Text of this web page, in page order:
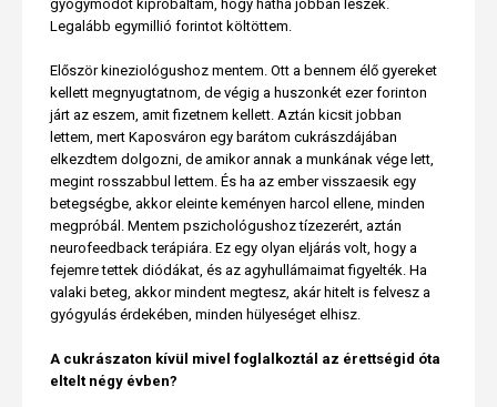
gyógymódot kipróbáltam, hogy hátha jobban leszek.
Legalább egymillió forintot költöttem.
Először kineziológushoz mentem. Ott a bennem élő gyereket
kellett megnyugtatnom, de végig a huszonkét ezer forinton
járt az eszem, amit fizetnem kellett. Aztán kicsit jobban
lettem, mert Kaposváron egy barátom cukrászdájában
elkezdtem dolgozni, de amikor annak a munkának vége lett,
megint rosszabbul lettem. És ha az ember visszaesik egy
betegségbe, akkor eleinte keményen harcol ellene, minden
megpróbál. Mentem pszichológushoz tízezerért, aztán
neurofeedback terápiára. Ez egy olyan eljárás volt, hogy a
fejemre tettek diódákat, és az agyhullámaimat figyelték. Ha
valaki beteg, akkor mindent megtesz, akár hitelt is felvesz a
gyógyulás érdekében, minden hülyeséget elhisz.
A cukrászaton kívül mivel foglalkoztál az érettségid óta
eltelt négy évben?